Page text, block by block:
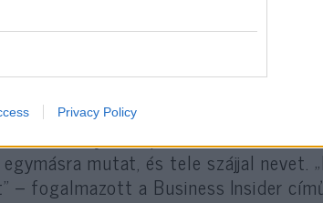
Privacy Policy
franciaországi Biarritzban tartott
hogy az amerikai kormány
majd Londonnal, a Brexit – az
– után.
amely Trump és Johnson
mutat, és tele szájjal nevet.
– fogalmazott a Business Insider